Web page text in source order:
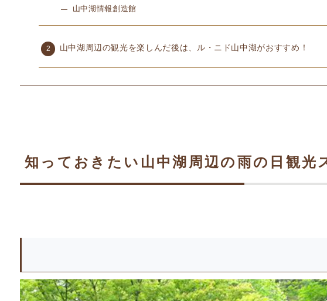
山中湖情報創造館
山中湖周辺の観光を楽しんだ後は、ル・ニド山中湖がおすすめ！
知っておきたい山中湖周辺の雨の日観光